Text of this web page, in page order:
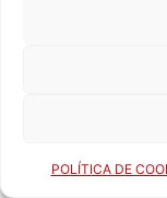
POLÍTICA DE
TEMPORADA